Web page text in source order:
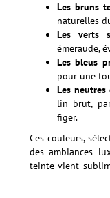
Les bruns
naturelles
Les verts
émeraude,
Les bleus
pour une
Les neutres
lin brut,
figer.
Ces couleurs,
des ambiances
teinte vient